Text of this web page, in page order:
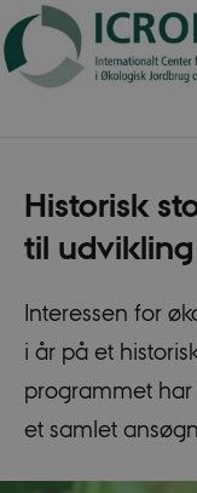
Historisk
til
Interessen for
i år på et
programmet
et samlet